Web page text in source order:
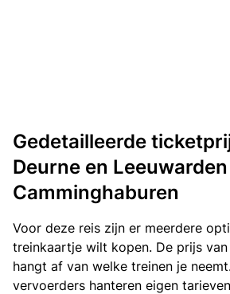
Gedetailleerde
Deurne en Leeuwarden
Camminghaburen
Voor deze reis zijn er meerdere
treinkaartje wilt kopen. De prijs
hangt af van welke treinen je
vervoerders hanteren eigen